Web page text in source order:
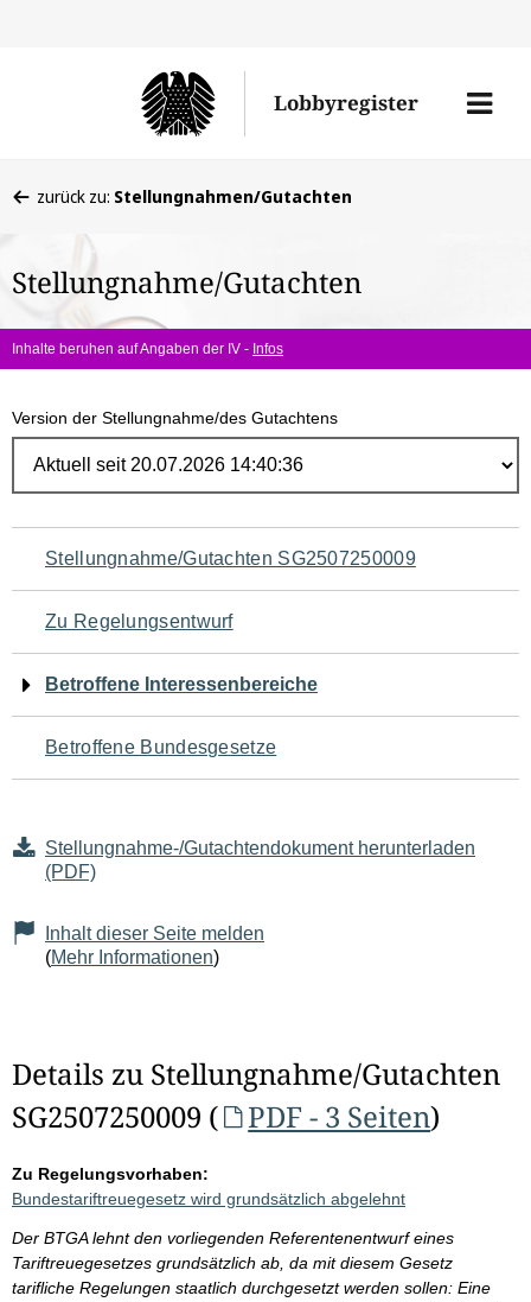
Lobbyregister
Menü
befinden
hier:
zurück zu: Stellungnahmen/Gutachten
Stellungnahme/Gutachten
Inhalte beruhen auf Angaben der IV - Infos
Version der Stellungnahme/des Gutachtens
Navigation
für
den
Seiteninhalt
Stellungnahme/Gutachten SG2507250009
Zu Regelungsentwurf
Betroffene Interessenbereiche
Betroffene Bundesgesetze
Stellungnahme-/Gutachtendokument herunterladen
(PDF)
Inhalt dieser Seite melden
(Mehr Informationen)
Details zu Stellungnahme/Gutachten
SG2507250009 (
PDF - 3 Seiten)
Zu Regelungsvorhaben:
Bundestariftreuegesetz wird grundsätzlich abgelehnt
Der BTGA lehnt den vorliegenden Referentenentwurf eines
Tariftreuegesetzes grundsätzlich ab, da mit diesem Gesetz
tarifliche Regelungen staatlich durchgesetzt werden sollen: Eine